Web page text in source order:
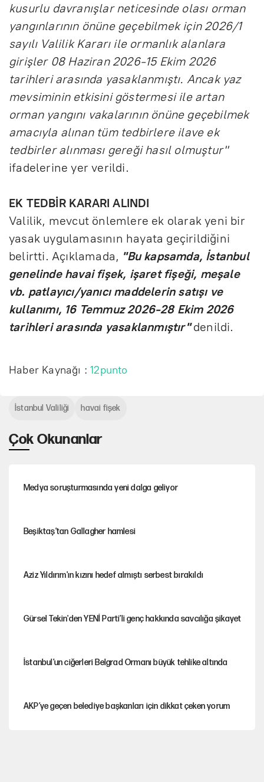
kusurlu davranışlar neticesinde olası orman
yangınlarının önüne geçebilmek için 2026/1
sayılı Valilik Kararı ile ormanlık alanlara
girişler 08 Haziran 2026-15 Ekim 2026
tarihleri arasında yasaklanmıştı. Ancak yaz
mevsiminin etkisini göstermesi ile artan
orman yangını vakalarının önüne geçebilmek
amacıyla alınan tüm tedbirlere ilave ek
tedbirler alınması gereği hasıl olmuştur"
ifadelerine yer verildi.
EK TEDBİR KARARI ALINDI
Valilik, mevcut önlemlere ek olarak yeni bir
yasak uygulamasının hayata geçirildiğini
belirtti. Açıklamada, "Bu kapsamda, İstanbul
genelinde havai fişek, işaret fişeği, meşale
vb. patlayıcı/yanıcı maddelerin satışı ve
kullanımı, 16 Temmuz 2026-28 Ekim 2026
tarihleri arasında yasaklanmıştır"denildi.
Haber Kaynağı :12punto
Çok Okunanlar
Medya soruşturmasında yeni dalga geliyor
Beşiktaş’tan Gallagher hamlesi
Aziz Yıldırım'ın kızını hedef almıştı serbest bırakıldı
Gürsel Tekin'den YENİ Parti’li genç hakkında savcılığa şikayet
İstanbul’un ciğerleri Belgrad Ormanı büyük tehlike altında
AKP’ye geçen belediye başkanları için dikkat çeken yorum
İstanbul Valiliği havai fişek